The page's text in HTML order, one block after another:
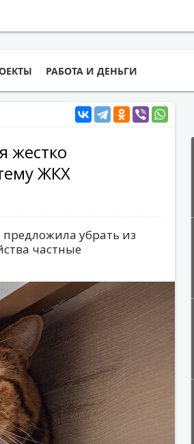
РАБОТА И ДЕНЬГИ
жестко
ЖКХ
предложила убрать из
частные